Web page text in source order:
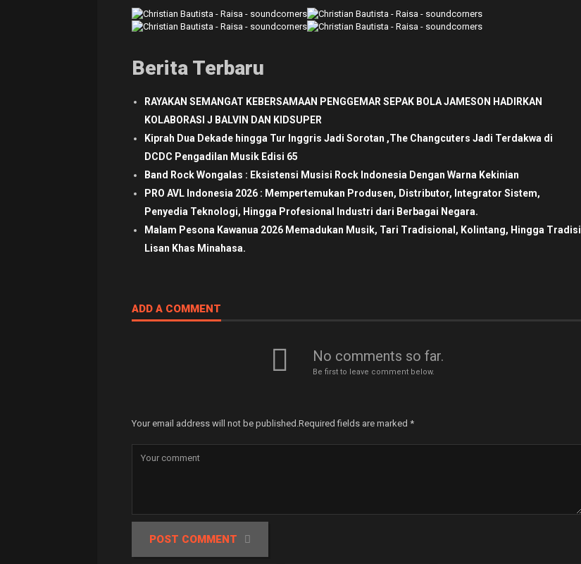
Berita Terbaru
RAYAKAN SEMANGAT KEBERSAMAAN PENGGEMAR SEPAK BOLA JAMESON HADIRKAN
KOLABORASI J BALVIN DAN KIDSUPER
Kiprah Dua Dekade hingga Tur Inggris Jadi Sorotan ,The Changcuters Jadi Terdakwa di
DCDC Pengadilan Musik Edisi 65
Band Rock Wongalas : Eksistensi Musisi Rock Indonesia Dengan Warna Kekinian
PRO AVL Indonesia 2026 : Mempertemukan Produsen, Distributor, Integrator Sistem,
Penyedia Teknologi, Hingga Profesional Industri dari Berbagai Negara.
Malam Pesona Kawanua 2026 Memadukan Musik, Tari Tradisional, Kolintang, Hingga Tradisi
Lisan Khas Minahasa.
ADD A COMMENT
No comments so far.
Be first to leave comment below.
Your email address will not be published.Required fields are marked *
POST COMMENT